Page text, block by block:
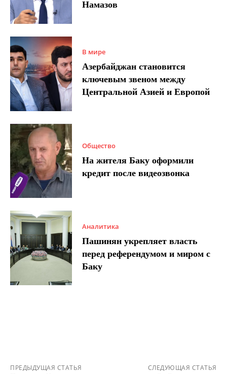
Намазов
В мире
Азербайджан становится
ключевым звеном между
Центральной Азией и Европой
Общество
На жителя Баку оформили
кредит после видеозвонка
Аналитика
Пашинян укрепляет власть
перед референдумом и миром с
Баку
ПРЕДЫДУЩАЯ СТАТЬЯ СЛЕДУЮЩАЯ СТАТЬЯ